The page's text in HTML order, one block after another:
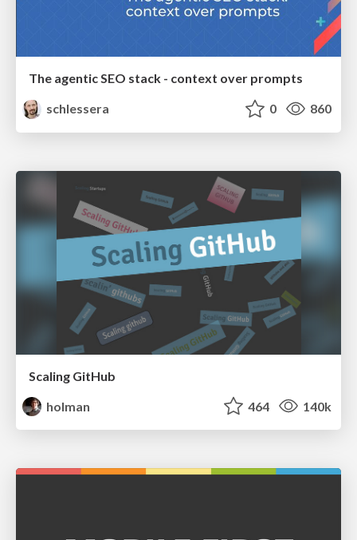
The agentic SEO stack - context over prompts
schlessera
0 860
Scaling GitHub
holman
464 140k